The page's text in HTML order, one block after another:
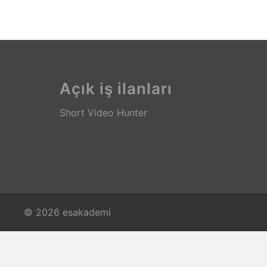
Açık iş ilanları
Short Video Hunter
© 2026 esakademi